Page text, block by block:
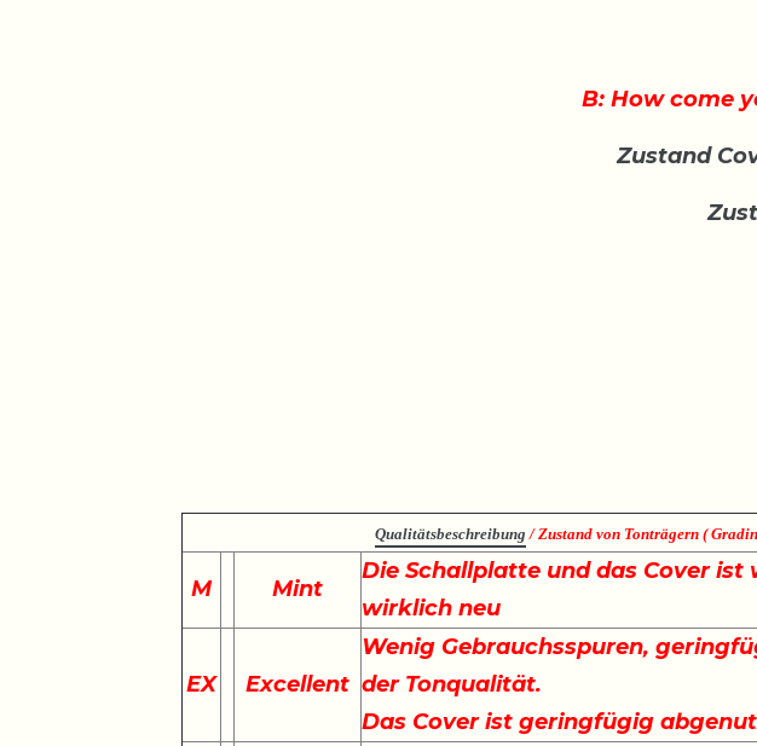
B: How come
Zustand
Qualitätsbeschreibung / Zustand von Tonträgern (
M Mint
Die Schallplatte und das Cover
wirklich neu
EX Excellent
Wenig Gebrauchsspuren,
der Tonqualität.
Das Cover ist geringfügig